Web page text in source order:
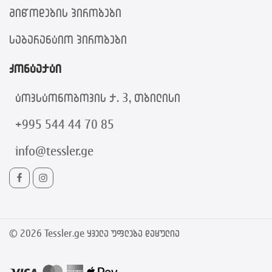
მიწოდების პირობები
საგარანტიო პირობები
კონტაქტი
ტოვსტონოგოვის ქ. 3, თბილისი
+995 544 44 70 85
info@tessler.ge
© 2026 Tessler.ge ყველა უფლება დაცულია